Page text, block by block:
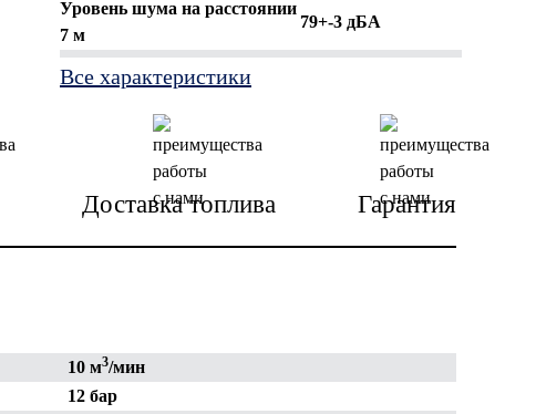
Уровень шумана расстоянии
7 м
79+-3 дБА
Габаритные размеры
(ДхШхВ)
Все характеристики
Доставка топлива Гарантия
10 м3/мин
12 бар